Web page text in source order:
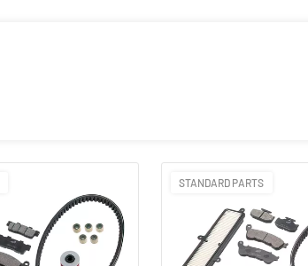
STANDARD PARTS